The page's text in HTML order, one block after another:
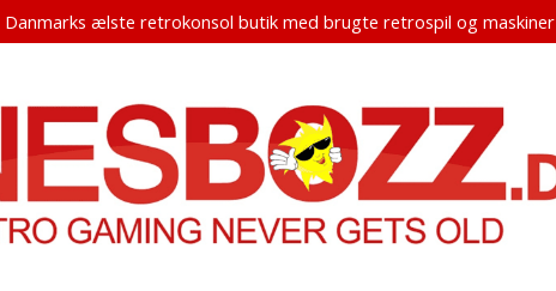
Danmarks ælste retrokonsol butik med brugte retrospil og maskiner